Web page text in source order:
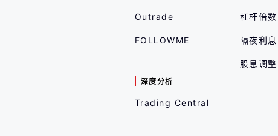
Outrade
FOLLOWME
深度分析
Trading Central
杠杆倍数
隔夜利息
股息调整